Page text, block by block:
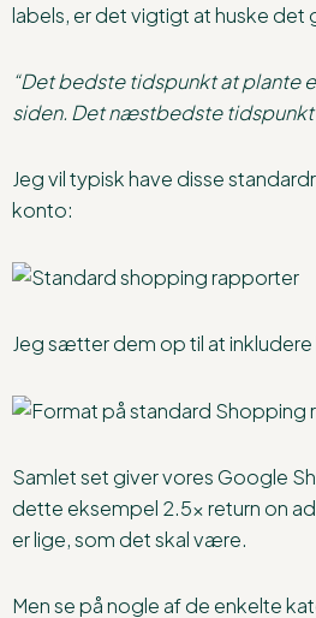
labels, er det vigtigt at huske det
“Det bedste tidspunkt at plante
siden. Det næstbedste tidspunkt
Jeg vil typisk have disse
konto:
Jeg sætter dem op til at
Samlet set giver vores Google
dette eksempel 2.5x return on
er lige, som det skal være.
Men se på nogle af de enkelte